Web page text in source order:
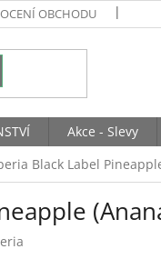
OBCHODU
Akce - Slevy
Black Label